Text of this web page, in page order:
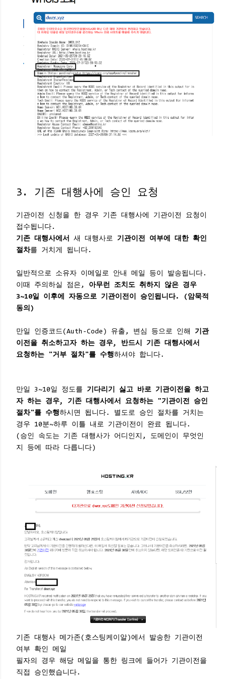
3. 기존 대행사에 승인 요청
기관이전 신청을 한 경우 기존 대행사에 기관이전 요청이
접수됩니다.
기존 대행사에서 새 대행사로 기관이전 여부에 대한 확인
절차를 거치게 됩니다.
일반적으로 소유자 이메일로 안내 메일 등이 발송됩니다.
이때 주의하실 점은, 아무런 조치도 취하지 않은 경우
3~10일 이후에 자동으로 기관이전이 승인됩니다. (암묵적
동의)
만일 인증코드(Auth-Code) 유출, 변심 등으로 인해 기관
이전을 취소하고자 하는 경우, 반드시 기존 대행사에서
요청하는 "거부 절차"를 수행하셔야 합니다.
만일 3~10일 정도를 기다리기 싫고 바로 기관이전을 하고
자 하는 경우, 기존 대행사에서 요청하는 "기관이전 승인
절차"를 수행하시면 됩니다. 별도로 승인 절차를 거치는
경우 10분~하루 이틀 내로 기관이전이 완료 됩니다.
(승인 속도는 기존 대행사가 어디인지, 도메인이 무엇인
지 등에 따라 다릅니다)
기존 대행사 메가존(호스팅케이알)에서 발송한 기관이전
여부 확인 메일
필자의 경우 해당 메일을 통한 링크에 들어가 기관이전을
직접 승인했습니다.